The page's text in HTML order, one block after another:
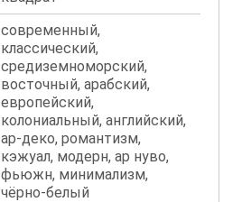
современный,
классический,
средиземноморский,
восточный, арабский,
европейский,
колониальный, английский,
ар-деко, романтизм,
кэжуал, модерн, ар нуво,
фьюжн, минимализм,
чёрно-белый